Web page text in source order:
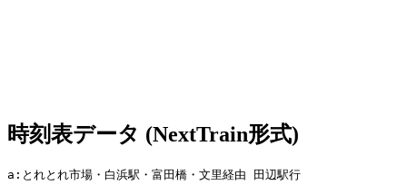
時刻表データ (NextTrain形式)
a:とれとれ市場・白浜駅・富田橋・文里経由 田辺駅行